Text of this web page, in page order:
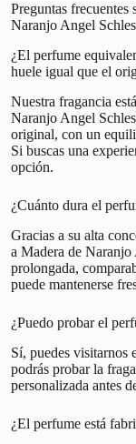
Preguntas frecuentes
Naranjo Angel
¿El perfume
huele igual que el
Nuestra fragancia
Naranjo Angel
original, con un
Si buscas una
opción.
¿Cuánto dura el
Gracias a su alta
a Madera de Naranjo
prolongada,
puede mantenerse
¿Puedo probar el
Sí, puedes visitarnos
podrás probar la
personalizada antes
¿El perfume está